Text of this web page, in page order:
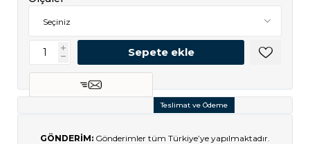
i
h
Teslimat ve Ödeme
GÖNDERİM: Gönderimler tüm Türkiye’ye yapılmaktadır.